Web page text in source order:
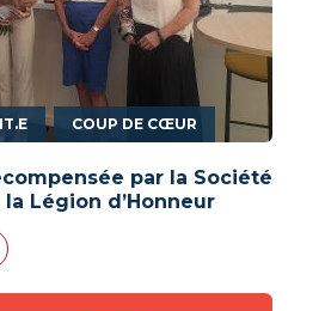
, COUP DE CŒUR
par la Société
Légion d’Honneur